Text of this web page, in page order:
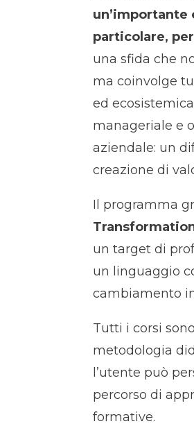
un’importante
particolare,
una sfida che
ma coinvolge
ed
manageriale e
aziendale: un
creazione di
Il programma
un target di
un linguaggio
cambiamento
Tutti i corsi
metodologia
l’utente può
percorso di
formative.